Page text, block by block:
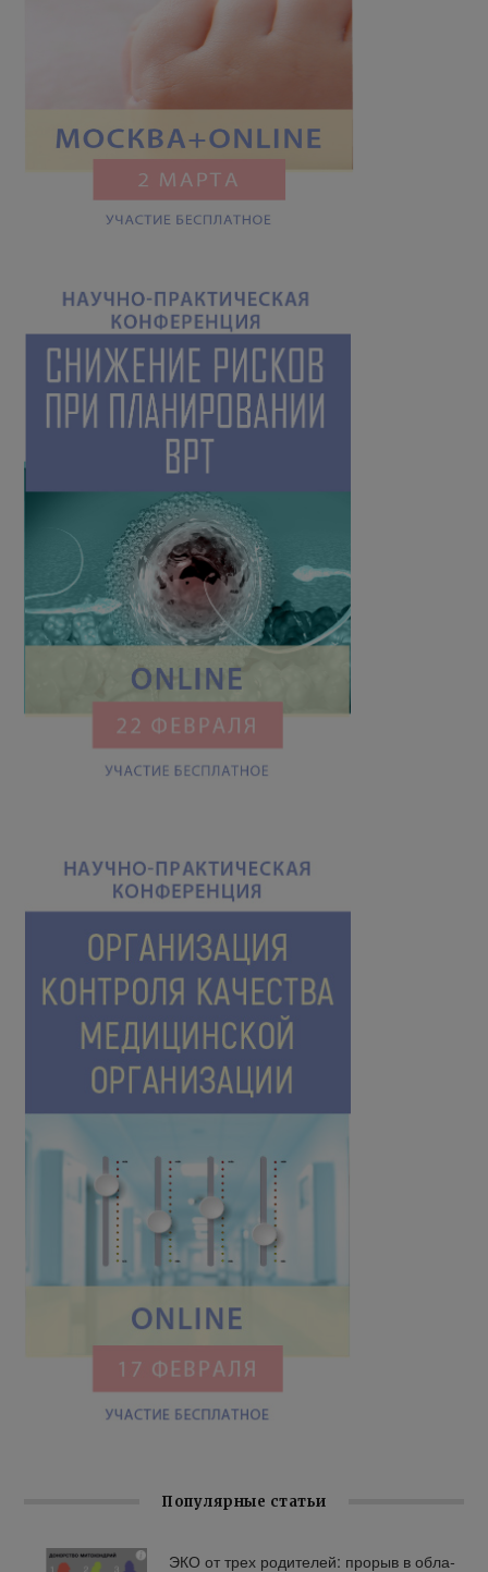
Популярные статьи
ЭКО от трех ро­ди­те­лей: про­рыв в об­ла­